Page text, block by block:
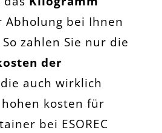
Abholung bei Ihnen
So zahlen Sie nur die
der
die auch wirklich
kosten für
bei ESOREC